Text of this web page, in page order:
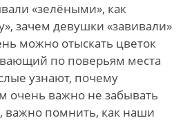
«зелёными», как
зачем девушки «завивали»
можно отыскать цветок
по поверьям места
узнают, почему
важно не забывать
важно помнить, как наши